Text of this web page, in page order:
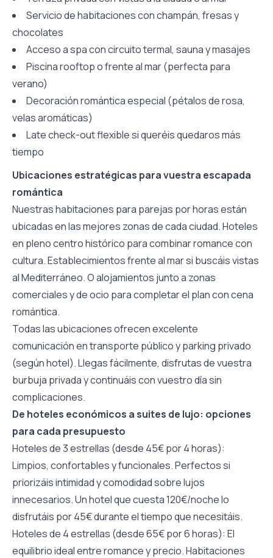
Servicio de habitaciones con champán, fresas y
chocolates
Acceso a spa con circuito termal, sauna y masajes
Piscina rooftop o frente al mar (perfecta para
verano)
Decoración romántica especial (pétalos de rosa,
velas aromáticas)
Late check-out flexible si queréis quedaros más
tiempo
Ubicaciones estratégicas para vuestra escapada
romántica
Nuestras habitaciones para parejas por horas están
ubicadas en las mejores zonas de cada ciudad. Hoteles
en pleno centro histórico para combinar romance con
cultura. Establecimientos frente al mar si buscáis vistas
al Mediterráneo. O alojamientos junto a zonas
comerciales y de ocio para completar el plan con cena
romántica.
Todas las ubicaciones ofrecen excelente
comunicación en transporte público y parking privado
(según hotel). Llegas fácilmente, disfrutas de vuestra
burbuja privada y continuáis con vuestro día sin
complicaciones.
De hoteles económicos a suites de lujo: opciones
para cada presupuesto
Hoteles de 3 estrellas (desde 45€ por 4 horas):
Limpios, confortables y funcionales. Perfectos si
priorizáis intimidad y comodidad sobre lujos
innecesarios. Un hotel que cuesta 120€/noche lo
disfrutáis por 45€ durante el tiempo que necesitáis.
Hoteles de 4 estrellas (desde 65€ por 6 horas): El
equilibrio ideal entre romance y precio. Habitaciones